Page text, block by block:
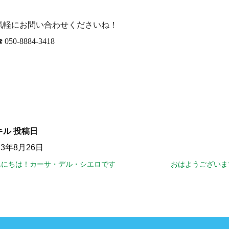
軽にお問い合わせくださいね！
8884-3418
ル 投稿日
年8月26日
にちは！カーサ・デル・シエロです おはようござい